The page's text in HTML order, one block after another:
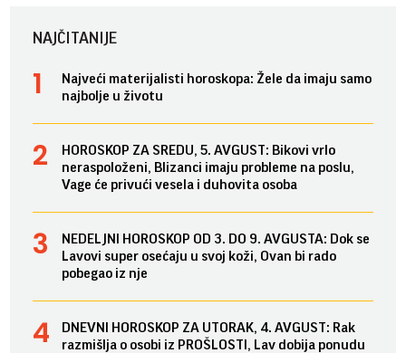
NAJČITANIJE
Najveći materijalisti horoskopa: Žele da imaju samo
najbolje u životu
HOROSKOP ZA SREDU, 5. AVGUST: Bikovi vrlo
neraspoloženi, Blizanci imaju probleme na poslu,
Vage će privući vesela i duhovita osoba
NEDELJNI HOROSKOP OD 3. DO 9. AVGUSTA: Dok se
Lavovi super osećaju u svoj koži, Ovan bi rado
pobegao iz nje
DNEVNI HOROSKOP ZA UTORAK, 4. AVGUST: Rak
razmišlja o osobi iz PROŠLOSTI, Lav dobija ponudu